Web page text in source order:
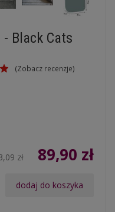
- Black Cats
(Zobacz recenzje)
zł 89,90 zł
dodaj do koszyka